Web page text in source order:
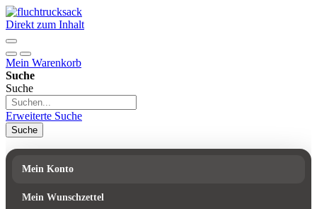
Direkt zum Inhalt
Mein Warenkorb
Suche
Suche
Erweiterte Suche
Suche
Mein Konto
Mein Wunschzettel